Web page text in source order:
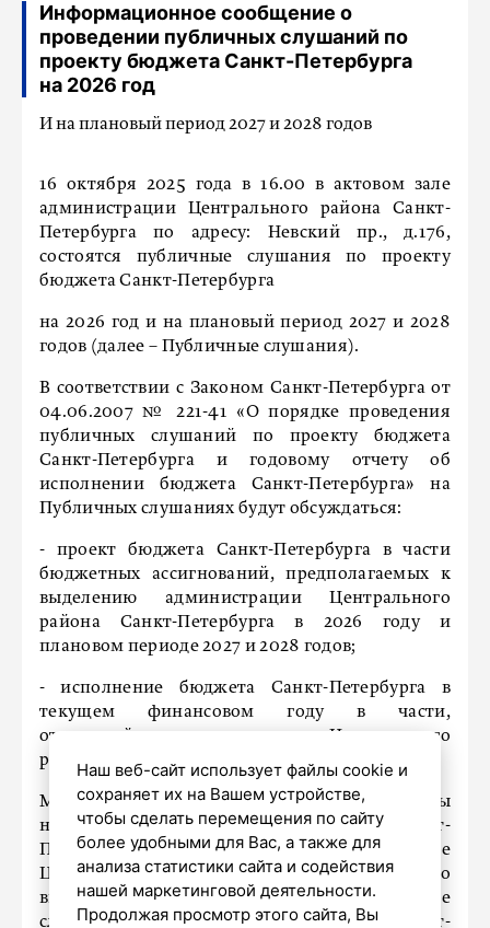
Информационное сообщение о
проведении публичных слушаний по
проекту бюджета Санкт-Петербурга
на 2026 год
И на плановый период 2027 и 2028 годов
16 октября 2025 года в 16.00 в актовом зале
администрации Центрального района Санкт-
Петербурга по адресу: Невский пр., д.176,
состоятся публичные слушания по проекту
бюджета Санкт-Петербурга
на 2026 год и на плановый период 2027 и 2028
годов (далее – Публичные слушания).
В соответствии с Законом Санкт-Петербурга от
04.06.2007 № 221-41 «О порядке проведения
публичных слушаний по проекту бюджета
Санкт-Петербурга и годовому отчету об
исполнении бюджета Санкт-Петербурга» на
Публичных слушаниях будут обсуждаться:
- проект бюджета Санкт-Петербурга в части
бюджетных ассигнований, предполагаемых к
выделению администрации Центрального
района Санкт-Петербурга в 2026 году и
плановом периоде 2027 и 2028 годов;
- исполнение бюджета Санкт-Петербурга в
текущем финансовом году в части,
относящейся к территории Центрального
района Санкт-Петербурга.
Материалы к Публичным слушаниям доступны
на официальном сайте Администрации Санкт-
Петербурга (http://gov.spb.ru ) на странице
Центрального района Санкт-Петербурга во
вкладке «Экономическое развитие/Публичные
слушания по проекту бюджета Санкт-
Наш веб-сайт использует файлы cookie и
сохраняет их на Вашем устройстве,
чтобы сделать перемещения по сайту
более удобными для Вас, а также для
анализа статистики сайта и содействия
нашей маркетинговой деятельности.
Продолжая просмотр этого сайта, Вы